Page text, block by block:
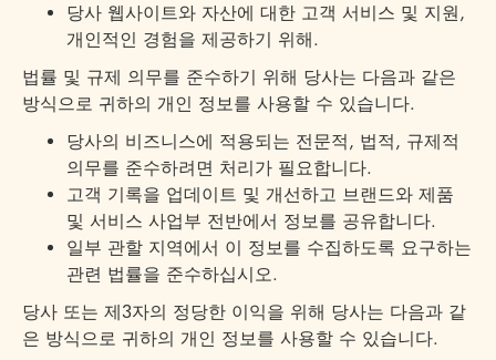
당사 웹사이트와 자산에 대한 고객 서비스 및 지원,
개인적인 경험을 제공하기 위해.
법률 및 규제 의무를 준수하기 위해 당사는 다음과 같은
방식으로 귀하의 개인 정보를 사용할 수 있습니다.
당사의 비즈니스에 적용되는 전문적, 법적, 규제적
의무를 준수하려면 처리가 필요합니다.
고객 기록을 업데이트 및 개선하고 브랜드와 제품
및 서비스 사업부 전반에서 정보를 공유합니다.
일부 관할 지역에서 이 정보를 수집하도록 요구하는
관련 법률을 준수하십시오.
당사 또는 제3자의 정당한 이익을 위해 당사는 다음과 같
은 방식으로 귀하의 개인 정보를 사용할 수 있습니다.